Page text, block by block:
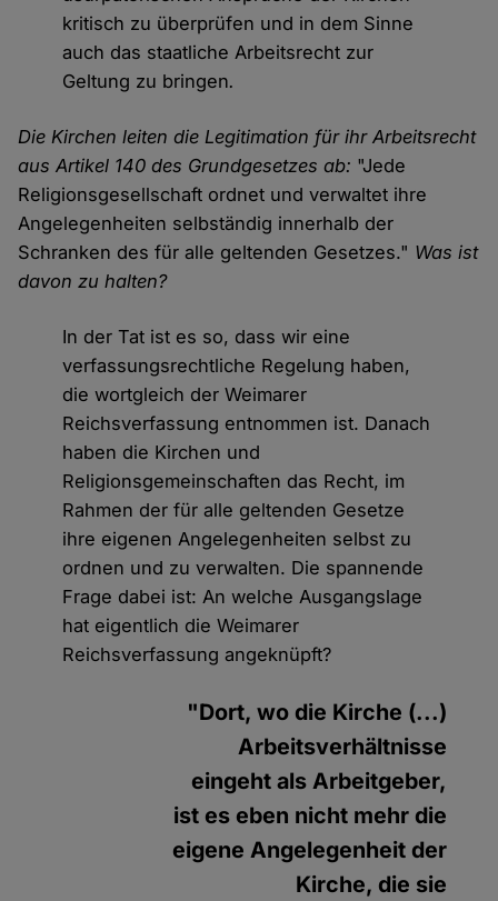
kritisch zu überprüfen und in dem Sinne
auch das staatliche Arbeitsrecht zur
Geltung zu bringen.
Die Kirchen leiten die Legitimation für ihr Arbeitsrecht
aus Artikel 140 des Grundgesetzes ab: "Jede
Religionsgesellschaft ordnet und verwaltet ihre
Angelegenheiten selbständig innerhalb der
Schranken des für alle geltenden Gesetzes." Was ist
davon zu halten?
In der Tat ist es so, dass wir eine
verfassungsrechtliche Regelung haben,
die wortgleich der Weimarer
Reichsverfassung entnommen ist. Danach
haben die Kirchen und
Religionsgemeinschaften das Recht, im
Rahmen der für alle geltenden Gesetze
ihre eigenen Angelegenheiten selbst zu
ordnen und zu verwalten. Die spannende
Frage dabei ist: An welche Ausgangslage
hat eigentlich die Weimarer
Reichsverfassung angeknüpft?
"Dort, wo die Kirche (...)
Arbeitsverhältnisse
eingeht als Arbeitgeber,
ist es eben nicht mehr die
eigene Angelegenheit der
Kirche, die sie